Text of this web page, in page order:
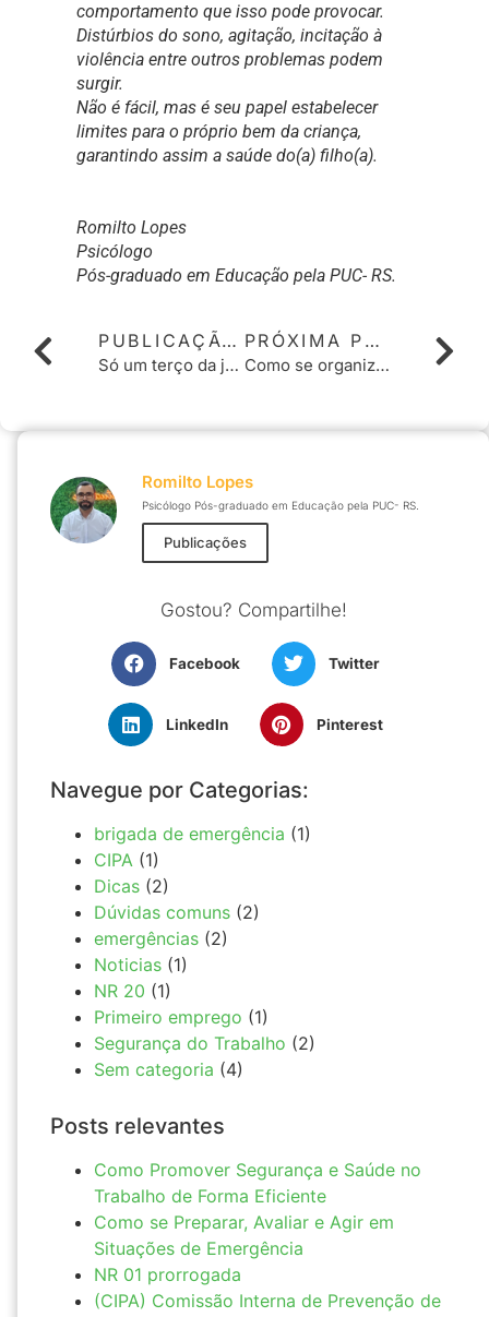
comportamento que isso pode provocar.
Distúrbios do sono, agitação, incitação à
violência entre outros problemas podem
surgir.
Não é fácil, mas é seu papel estabelecer
limites para o próprio bem da criança,
garantindo assim a saúde do(a) filho(a).
Romilto Lopes
Psicólogo
Pós-graduado em Educação pela PUC- RS.
PUBLICAÇÃO ANTERIOR
Só um terço da jornada de trabalho é de “trabalho de verdade”
PRÓXIMA PUBLICAÇÃO
Como se organizar para estudar?
Romilto Lopes
Psicólogo Pós-graduado em Educação pela PUC- RS.
Publicações
Gostou? Compartilhe!
Facebook Twitter
LinkedIn Pinterest
Navegue por Categorias:
brigada de emergência (1)
CIPA (1)
Dicas (2)
Dúvidas comuns (2)
emergências (2)
Noticias (1)
NR 20 (1)
Primeiro emprego (1)
Segurança do Trabalho (2)
Sem categoria (4)
Posts relevantes
Como Promover Segurança e Saúde no
Trabalho de Forma Eficiente
Como se Preparar, Avaliar e Agir em
Situações de Emergência
NR 01 prorrogada
(CIPA) Comissão Interna de Prevenção de